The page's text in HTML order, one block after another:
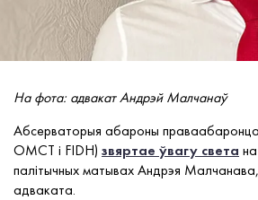
На фота: адвакат Андрэй Малчанаў
Абсерваторыя абароны
OMCT і FIDH) звяртае ўвагу света
палітычных матывах Андрэя
адваката.